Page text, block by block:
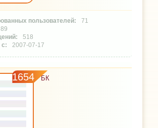
71
89
518
2007-07-17
1654 БК